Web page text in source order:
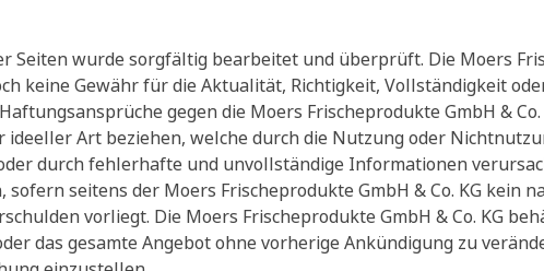
Seiten wurde sorgfältig bearbeitet und überprüft. Die Moers
keine Gewähr für die Aktualität, Richtigkeit, Vollständigkeit
gegen die Moers Frischeprodukte GmbH & Co.
ideeller Art beziehen, welche durch die Nutzung oder
durch fehlerhafte und unvollständige Informationen
sofern seitens der Moers Frischeprodukte GmbH & Co. KG kein
vorliegt. Die Moers Frischeprodukte GmbH & Co. KG
das gesamte Angebot ohne vorherige Ankündigung zu